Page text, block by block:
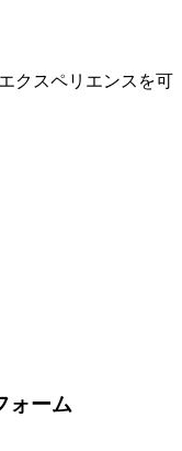
クスペリエンスを可
ォーム